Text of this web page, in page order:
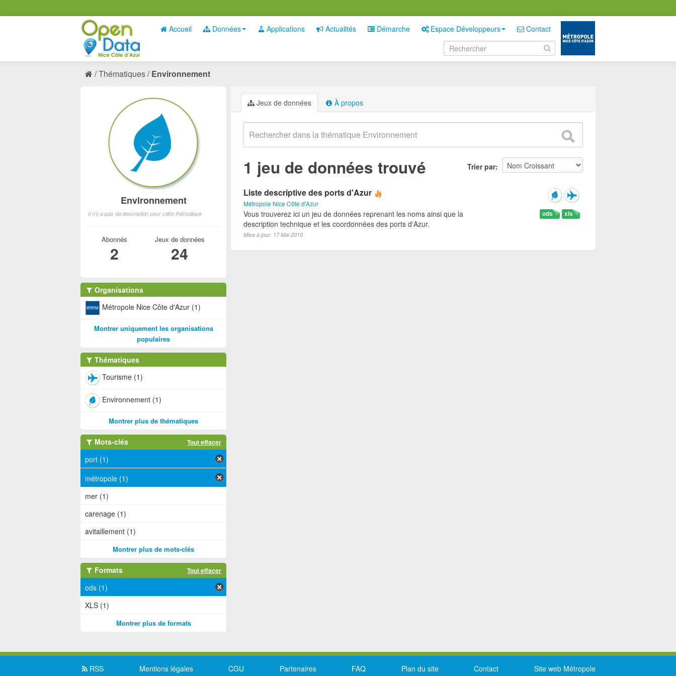
Accueil Données Applications Actualités Démarche Espace Développeurs Contact
Thématiques Environnement
Jeux de données À propos
Trier par
1 jeu de données trouvé
Liste descriptive des ports d'Azur
Métropole Nice Côte d'Azur
xls
ods
Vous trouverez ici un jeu de données reprenant les noms ainsi que la
description technique et les coordonnées des ports d'Azur.
Mise à jour: 17 Mai 2019
Environnement
Il n'y a pas de description pour cette thématique
Abonnés
2
Jeux de données
24
Organisations
Métropole Nice Côte d'Azur (1)
Montrer uniquement les organisations
populaires
Thématiques
Tourisme (1)
Environnement (1)
Montrer plus de thématiques
Mots-clés Tout effacer
port (1)
métropole (1)
mer (1)
carenage (1)
avitaillement (1)
Montrer plus de mots-clés
Formats Tout effacer
ods (1)
XLS (1)
Montrer plus de formats
RSS Mentions légales CGU Partenaires FAQ Plan du site Contact Site web Métropole